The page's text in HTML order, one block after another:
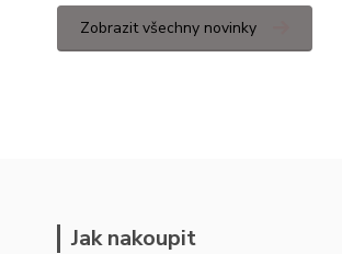
Zobrazit všechny novinky
Jak nakoupit